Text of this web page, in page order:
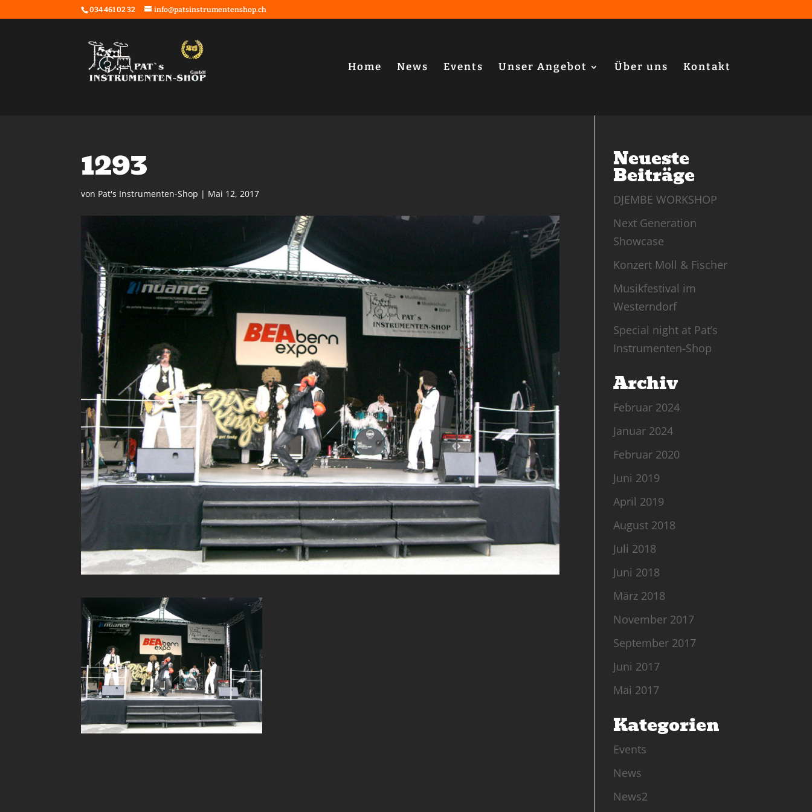
034 461 02 32 info@patsinstrumentenshop.ch
Home News Events Unser Angebot Über uns Kontakt
1293
von Pat's Instrumenten-Shop | Mai 12, 2017
Neueste
Beiträge
DJEMBE WORKSHOP
Next Generation
Showcase
Konzert Moll & Fischer
Musikfestival im
Westerndorf
Special night at Pat’s
Instrumenten-Shop
Archiv
Februar 2024
Januar 2024
Februar 2020
Juni 2019
April 2019
August 2018
Juli 2018
Juni 2018
März 2018
November 2017
September 2017
Juni 2017
Mai 2017
Kategorien
Events
News
News2